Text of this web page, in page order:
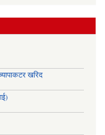
खरिद